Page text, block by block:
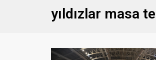
yıldızlar masa